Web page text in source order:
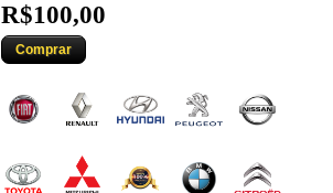
R$100,00
Comprar